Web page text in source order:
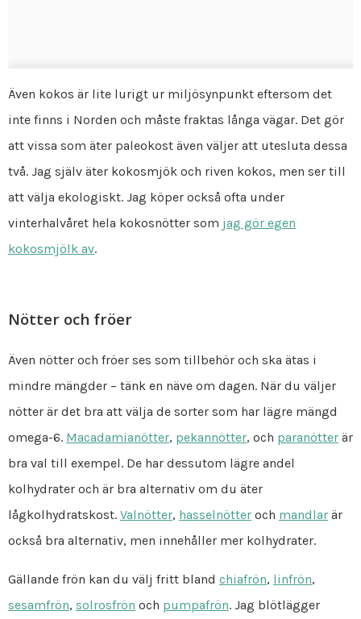
Även kokos är lite lurigt ur miljösynpunkt eftersom det
inte finns i Norden och måste fraktas långa vägar. Det gör
att vissa som äter paleokost även väljer att utesluta dessa
två. Jag själv äter kokosmjök och riven kokos, men ser till
att välja ekologiskt. Jag köper också ofta under
vinterhalvåret hela kokosnötter som jag gör egen
kokosmjölk av.
Nötter och fröer
Även nötter och fröer ses som tillbehör och ska ätas i
mindre mängder – tänk en näve om dagen. När du väljer
nötter är det bra att välja de sorter som har lägre mängd
omega-6. Macadamianötter, pekannötter, och paranötter är
bra val till exempel. De har dessutom lägre andel
kolhydrater och är bra alternativ om du äter
lågkolhydratskost. Valnötter, hasselnötter och mandlar är
också bra alternativ, men innehåller mer kolhydrater.
Gällande frön kan du välj fritt bland chiafrön, linfrön,
sesamfrön, solrosfrön och pumpafrön. Jag blötlägger